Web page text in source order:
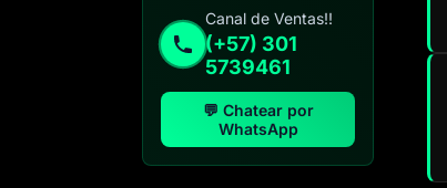
Canal de Ventas!!
(+57) 301
5739461
💬 Chatear por
WhatsApp
Especialista de operación
sistémica